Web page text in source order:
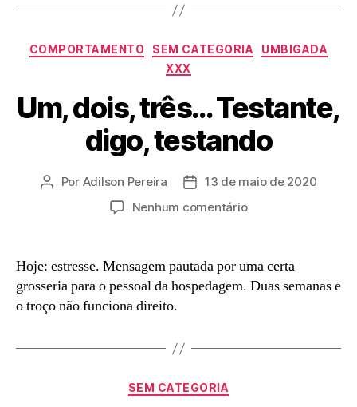
Categorias
COMPORTAMENTO SEM CATEGORIA
UMBIGADA
XXX
Um, dois, três… Testante,
digo, testando
Autor
Por Adilson Pereira
Data13 de maio de 2020
Nenhum comentárioem
digo,
Hoje: estresse. Mensagem pautada por uma certa
grosseria para o pessoal da hospedagem. Duas semanas e
o troço não funciona direito.
Categorias
SEM CATEGORIA